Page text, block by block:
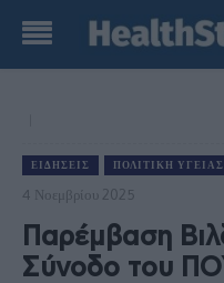
ΕΙΔΉΣΕΙΣ ΠΟΛΙΤΙΚΉ ΥΓΕΊΑΣ
4 Νοεμβρίου 2025
Παρέμβαση
Σύνοδο του